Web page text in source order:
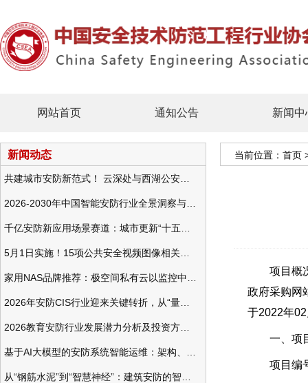
网站首页 通知公告 新闻中
新闻动态 当前位置： 首页
项目概况
政府采购网
于2022年
一、项
项目编号